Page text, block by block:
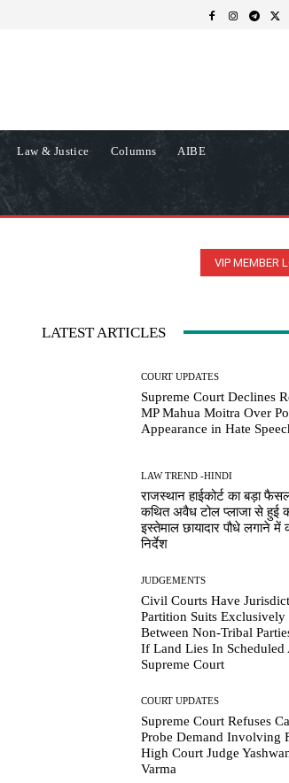
Law & Justice Columns AIBE
VIP MEMBER
LATEST ARTICLES
COURT UPDATES
Supreme Court Declines
MP Mahua Moitra Over
Appearance in Hate
LAW TREND -HINDI
राजस्थान हाईकोर्ट का बड़ा
कथित अवैध टोल प्लाजा से हुई
इस्तेमाल छायादार पौधे लगाने
निर्देश
JUDGEMENTS
Civil Courts Have
Partition Suits Exclusively
Between Non-Tribal
If Land Lies In Scheduled
Supreme Court
COURT UPDATES
Supreme Court Refuses
Probe Demand Involving
High Court Judge
Varma